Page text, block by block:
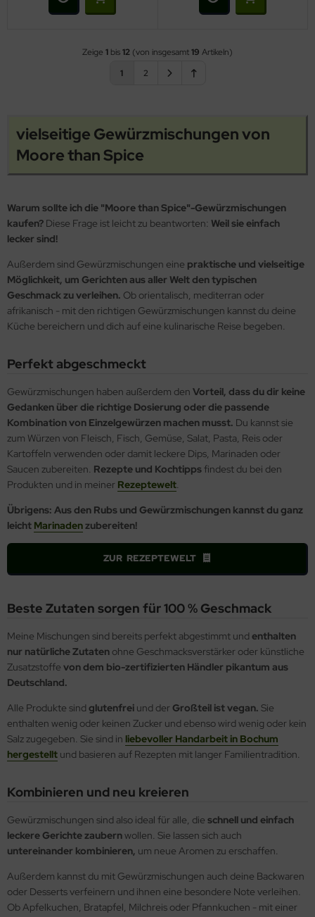
Zeige 1 bis12 (von insgesamt19 Artikeln)
1
2
vielseitige Gewürzmischungen von
Moore than Spice
Warum sollte ich die "Moore than Spice"-Gewürzmischungen
kaufen? Diese Frage ist leicht zu beantworten: Weil sie einfach
lecker sind!
Außerdem sind Gewürzmischungen eine praktische und vielseitige
Möglichkeit, um Gerichten aus aller Welt den typischen
Geschmack zu verleihen. Ob orientalisch, mediterran oder
afrikanisch - mit den richtigen Gewürzmischungen kannst du deine
Küche bereichern und dich auf eine kulinarische Reise begeben.
Perfekt abgeschmeckt
Gewürzmischungen haben außerdem den Vorteil, dass du dir keine
Gedanken über die richtige Dosierung oder die passende
Kombination von Einzelgewürzen machen musst. Du kannst sie
zum Würzen von Fleisch, Fisch, Gemüse, Salat, Pasta, Reis oder
Kartoffeln verwenden oder damit leckere Dips, Marinaden oder
Saucen zubereiten. Rezepte und Kochtippsfindest du bei den
Produkten und in meiner Rezeptewelt.
Übrigens: Aus den Rubs und Gewürzmischungen kannst du ganz
leicht Marinadenzubereiten!
ZUR REZEPTEWELT
Beste Zutaten sorgen für 100 % Geschmack
Meine Mischungen sind bereits perfekt abgestimmt und enthalten
nur natürliche Zutaten ohne Geschmacksverstärker oder künstliche
Zusatzstoffe von dem bio-zertifizierten Händler pikantum aus
Deutschland.
Alle Produkte sind glutenfrei und der Großteil ist vegan. Sie
enthalten wenig oder keinen Zucker und ebenso wird wenig oder kein
Salz zugegeben. Sie sind in liebevoller Handarbeit in Bochum
hergestellt und basieren auf Rezepten mit langer Familientradition.
Kombinieren und neu kreieren
Gewürzmischungen sind also ideal für alle, die schnell und einfach
leckere Gerichte zaubernwollen. Sie lassen sich auch
untereinander kombinieren, um neue Aromen zu erschaffen.
Außerdem kannst du mit Gewürzmischungen auch deine Backwaren
oder Desserts verfeinern und ihnen eine besondere Note verleihen.
Ob Apfelkuchen, Bratapfel, Milchreis oder Pfannkuchen - mit einer